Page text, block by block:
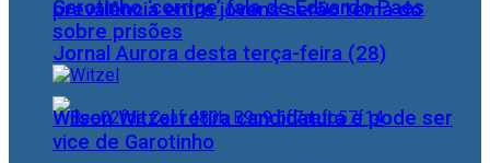
prevalência entre jovens serão tema do
Jornal Aurora desta terça-feira (28)
Garotinho ‘corrige’ fala de Eduardo Paes
sobre prisões
Wilson Witzel retira candidatura e pode ser
vice de Garotinho